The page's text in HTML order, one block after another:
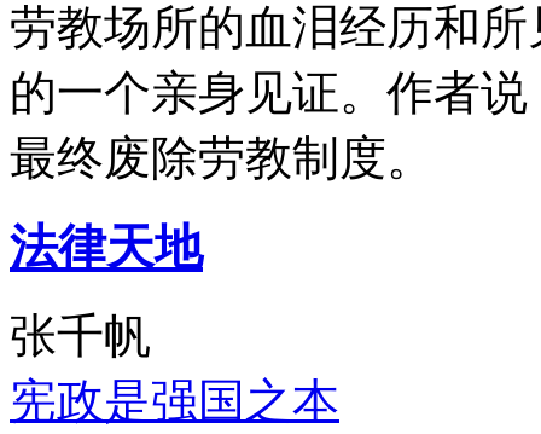
劳教场所的血泪经历和
的一个亲身见证。作者
最终废除劳教制度。
法律天地
张千帆
宪政是强国之本